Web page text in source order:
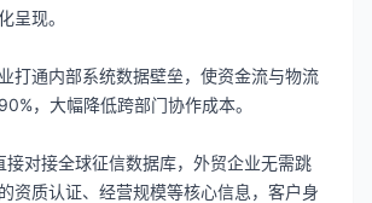
呈现。
打通内部系统数据壁垒，使资金流与物流
，大幅降低跨部门协作成本。
接对接全球征信数据库，外贸企业无需跳
资质认证、经营规模等核心信息，客户身